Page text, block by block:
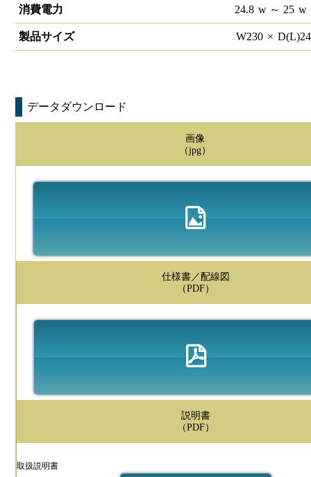
消費電力 24.8 w～ 25 w
製品サイズ W230 × D(L)
データダウンロード
画像
（jpg）
仕様書／配線図
（PDF）
説明書
（PDF）
取扱説明書